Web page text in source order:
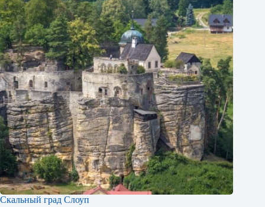
Скальный град Слоуп